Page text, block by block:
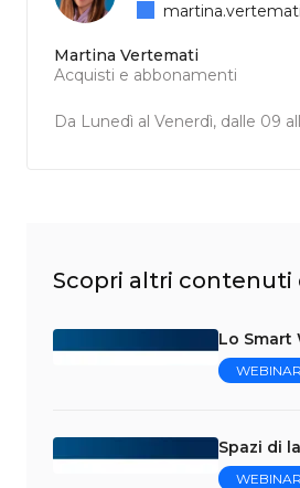
Martina Vertemati
Acquisti e abbonamenti
Da Lunedì al Venerdì, dalle 09
Scopri altri contenuti
Lo
WEBINAR
Spazi di
WEBINAR